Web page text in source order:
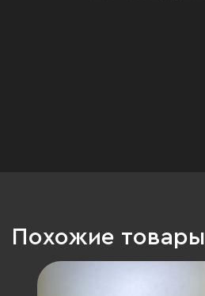
Похожие товары